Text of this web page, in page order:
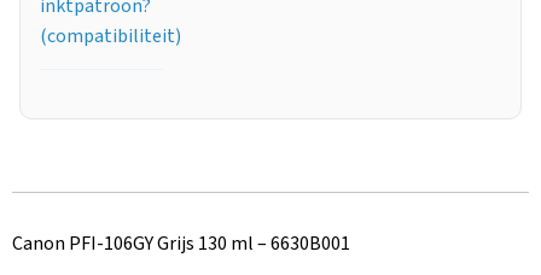
inktpatroon?
(compatibiliteit)
Canon PFI-106GY Grijs 130 ml – 6630B001